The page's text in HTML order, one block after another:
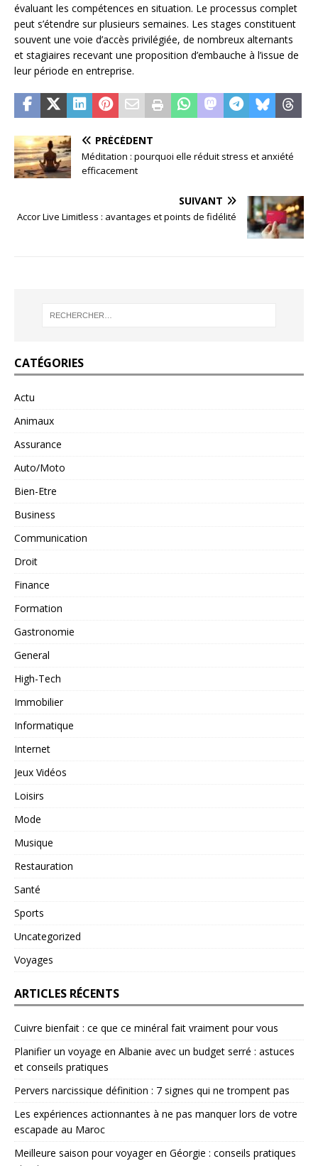
évaluant les compétences en situation. Le processus complet
peut s’étendre sur plusieurs semaines. Les stages constituent
souvent une voie d’accès privilégiée, de nombreux alternants
et stagiaires recevant une proposition d’embauche à l’issue de
leur période en entreprise.
PRÉCÉDENT
Méditation : pourquoi elle réduit stress et anxiété
efficacement
SUIVANT
Accor Live Limitless : avantages et points de fidélité
CATÉGORIES
Actu
Animaux
Assurance
Auto/Moto
Bien-Etre
Business
Communication
Droit
Finance
Formation
Gastronomie
General
High-Tech
Immobilier
Informatique
Internet
Jeux Vidéos
Loisirs
Mode
Musique
Restauration
Santé
Sports
Uncategorized
Voyages
ARTICLES RÉCENTS
Cuivre bienfait : ce que ce minéral fait vraiment pour vous
Planifier un voyage en Albanie avec un budget serré : astuces
et conseils pratiques
Pervers narcissique définition : 7 signes qui ne trompent pas
Les expériences actionnantes à ne pas manquer lors de votre
escapade au Maroc
Meilleure saison pour voyager en Géorgie : conseils pratiques